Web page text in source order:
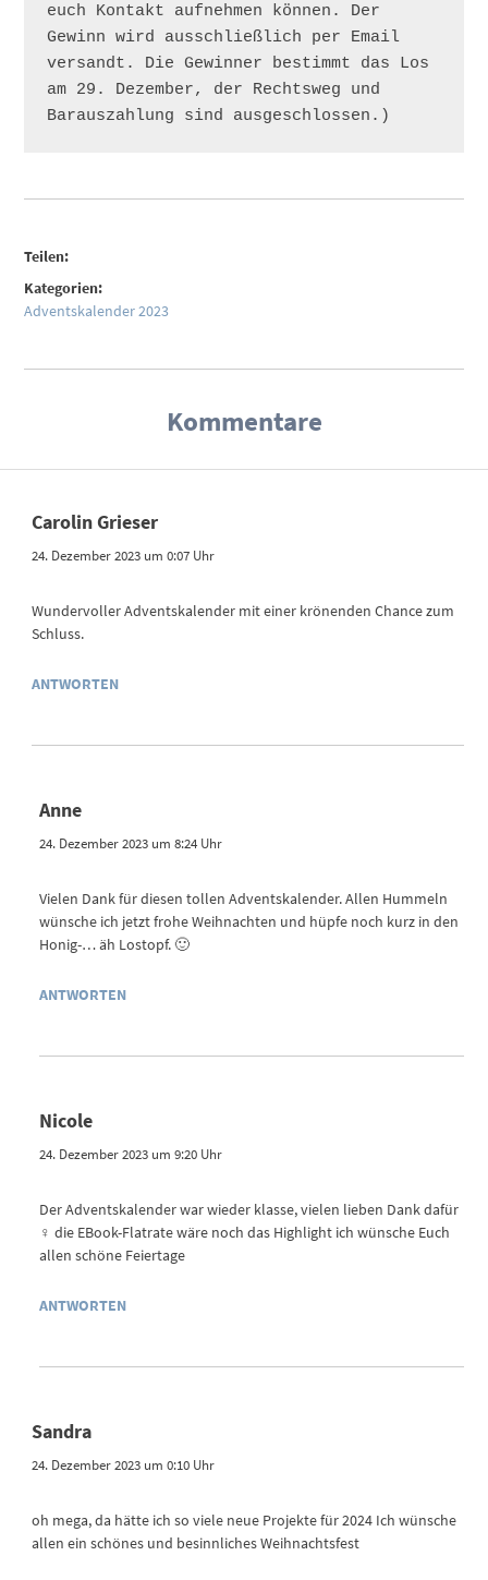
euch Kontakt aufnehmen können. Der
Gewinn wird ausschließlich per Email
versandt. Die Gewinner bestimmt das Los
am 29. Dezember, der Rechtsweg und
Barauszahlung sind ausgeschlossen.)
Teilen:
Kategorien:
Adventskalender 2023
Kommentare
Carolin Grieser
24. Dezember 2023 um 0:07 Uhr
Wundervoller Adventskalender mit einer krönenden Chance zum
Schluss.
ANTWORTEN
Anne
24. Dezember 2023 um 8:24 Uhr
Vielen Dank für diesen tollen Adventskalender. Allen Hummeln
wünsche ich jetzt frohe Weihnachten und hüpfe noch kurz in den
Honig-… äh Lostopf. 🙂
ANTWORTEN
Nicole
24. Dezember 2023 um 9:20 Uhr
Der Adventskalender war wieder klasse, vielen lieben Dank dafür
‍♀️ die EBook-Flatrate wäre noch das Highlight ich wünsche Euch
allen schöne Feiertage ‍
ANTWORTEN
Sandra
24. Dezember 2023 um 0:10 Uhr
oh mega, da hätte ich so viele neue Projekte für 2024 Ich wünsche
allen ein schönes und besinnliches Weihnachtsfest